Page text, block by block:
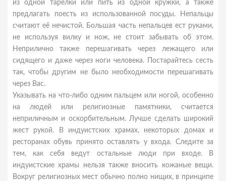
из одной тарелки или пить из одной кружки, а также
предлагать поесть из использованной посуды. Непальцы
считают её нечистой. Большая часть непальцев ест руками,
не используя вилку и нож, не стоит забывать об этом.
Неприлично также перешагивать через лежащего или
сидящего и даже через ноги человека. Постарайтесь сесть
так, чтобы другим не было необходимости перешагивать
через Вас.
Указывать на что-либо одним пальцем или ногой, особенно
на людей или религиозные памятники, считается
неприличным и оскорбительным. Лучше сделать широкий
жест рукой. В индуистских храмах, некоторых домах и
ресторанах обувь принято оставлять у входа. Следите за
тем, как себя ведут остальные люди при входе. В
индуистские храмы нельзя также вносить кожаные вещи.
Вокруг религиозных мест обычно полно нищих, в принципе